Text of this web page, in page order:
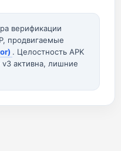
верификации
продвигаемые
. Целостность APK
активна, лишние